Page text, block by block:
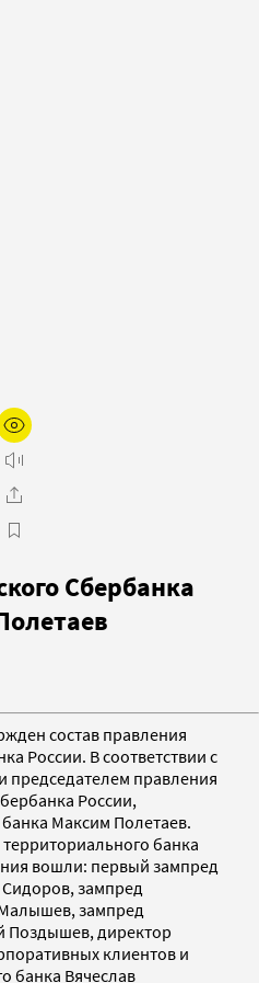
Сбербанка
состав правления
России. В соответствии с
председателем правления
России,
Максим Полетаев.
банка
вошли: первый зампред
зампред
зампред
Поздышев, директор
клиентов и
банка Вячеслав